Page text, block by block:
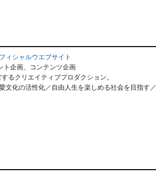
ィシャルウエブサイト
ト企画、コンテンツ企画
るクリエイティブプロダクション。
化の活性化／自由人生を楽しめる社会を目指す／